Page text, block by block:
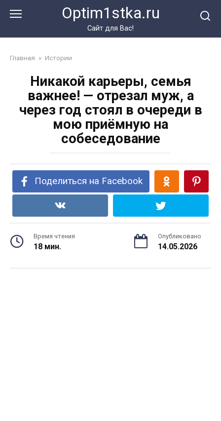
Optim1stka.ru
Сайт для Вас!
Главная » Истории
Никакой карьеры, семья
важнее! — отрезал муж, а
через год стоял в очереди в
мою приёмную на
собеседование
Поделиться на Facebook
Время чтения
18 мин.
Опубликовано
14.05.2026